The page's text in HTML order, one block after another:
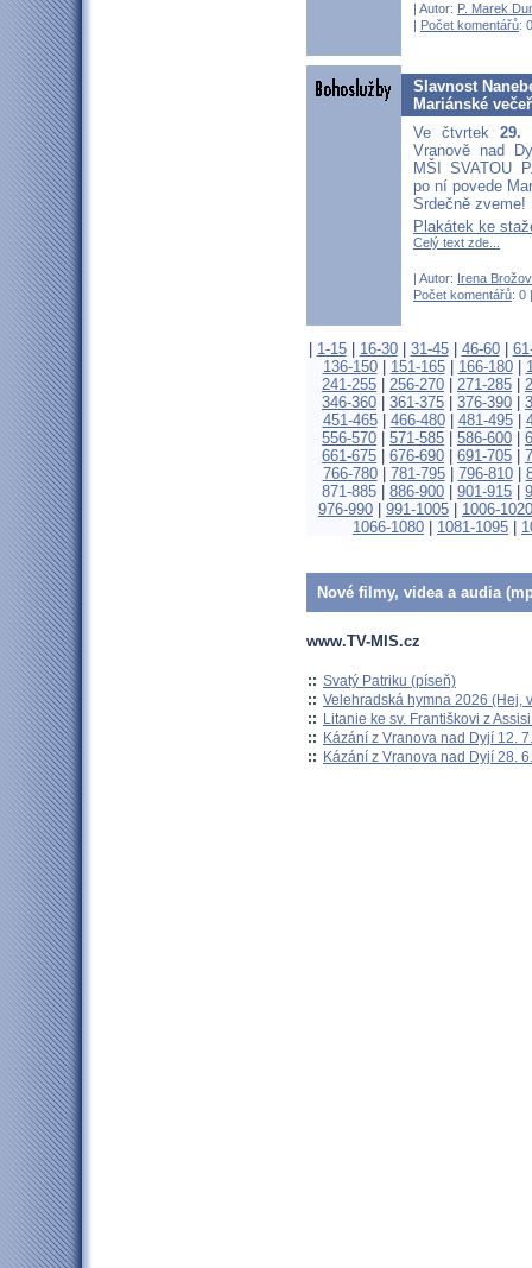
| Autor: P. Marek
Počet komentářů:
Slavnost
Mariánské
Ve čtvrtek 29.
Vranově nad
MŠI SVATOU
po ní povede
Srdečně zveme!
Plakátek ke
Celý text zde...
| Autor: Irena
Počet komentářů: 0
1-15| 16-30| 31-45| 46-60|
136-150| 151-165| 166-180|
241-255
256-270 271-285
346-360
361-375 376-390
451-465| 466-480| 481-495|
556-570
571-585 586-600
661-675
676-690 691-705
766-780| 781-795| 796-810|
871-885
886-900 901-915
976-990
991-1005
1006-1020
1066-1080
1081-1095
Nové filmy, videa a audia
www.TV-MIS.cz
:: Svatý Patriku (píseň)
:: Velehradská hymna 2026 (Hej,
:: Litanie ke sv. Františkovi z
:: Kázání z Vranova nad Dyjí 12.
:: Kázání z Vranova nad Dyjí 28.